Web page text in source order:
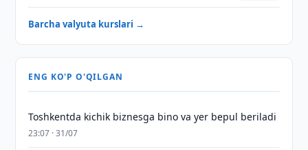
Barcha valyuta kurslari →
ENG KO'P O'QILGAN
Toshkentda kichik biznesga bino va yer bepul beriladi
23:07 · 31/07